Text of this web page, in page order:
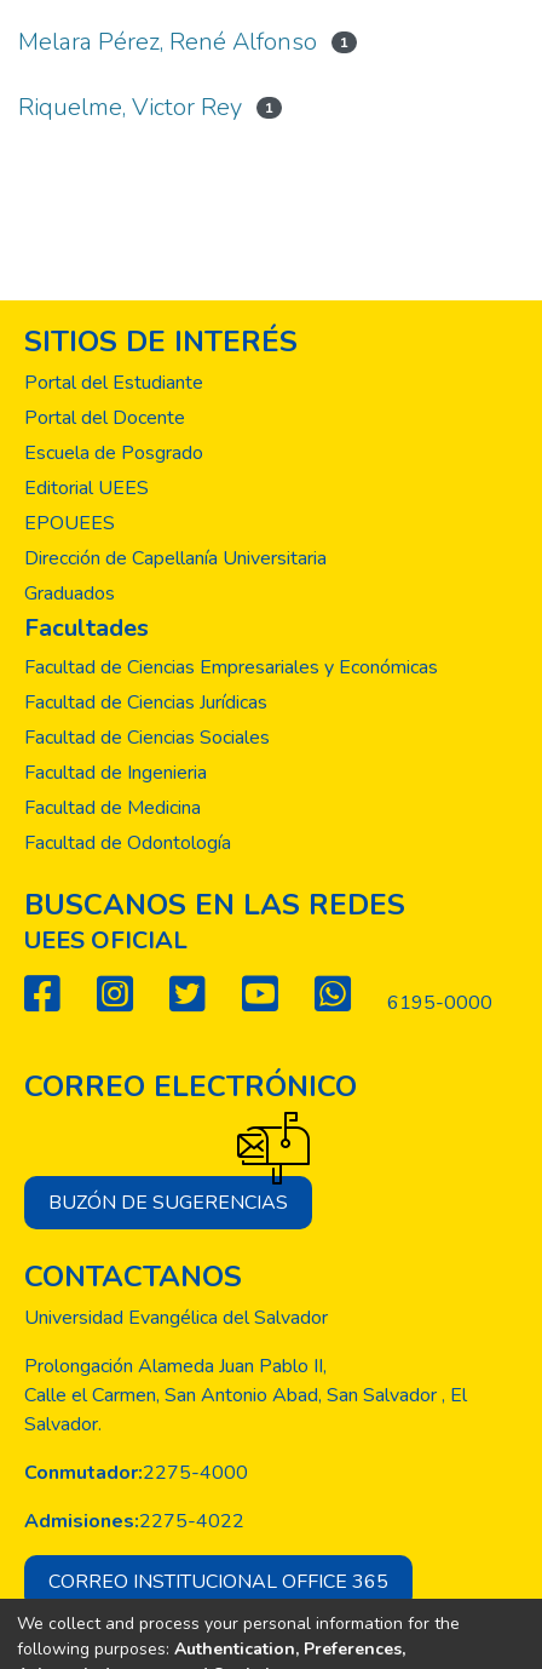
Melara Pérez, René Alfonso 1
Riquelme, Victor Rey 1
SITIOS DE INTERÉS
Portal del Estudiante
Portal del Docente
Escuela de Posgrado
Editorial UEES
EPOUEES
Dirección de Capellanía Universitaria
Graduados
Facultades
Facultad de Ciencias Empresariales y Económicas
Facultad de Ciencias Jurídicas
Facultad de Ciencias Sociales
Facultad de Ingenieria
Facultad de Medicina
Facultad de Odontología
BUSCANOS EN LAS REDES
UEES OFICIAL
6195-0000
CORREO ELECTRÓNICO
BUZÓN DE SUGERENCIAS
CONTACTANOS
Universidad Evangélica del Salvador
Prolongación Alameda Juan Pablo II,
Calle el Carmen, San Antonio Abad, San Salvador , El
Salvador.
Conmutador:2275-4000
Admisiones:2275-4022
CORREO INSTITUCIONAL OFFICE 365
We collect and process your personal information for the
following purposes: Authentication, Preferences,